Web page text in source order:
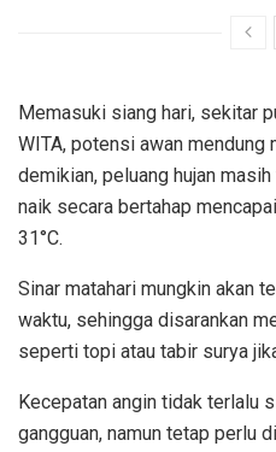
Memasuki siang hari, sekitar
WITA, potensi awan
demikian, peluang hujan
naik secara bertahap
31°C.
Sinar matahari mungkin akan
waktu, sehingga disarankan
seperti topi atau tabir surya
Kecepatan angin tidak terlalu
gangguan, namun tetap perlu